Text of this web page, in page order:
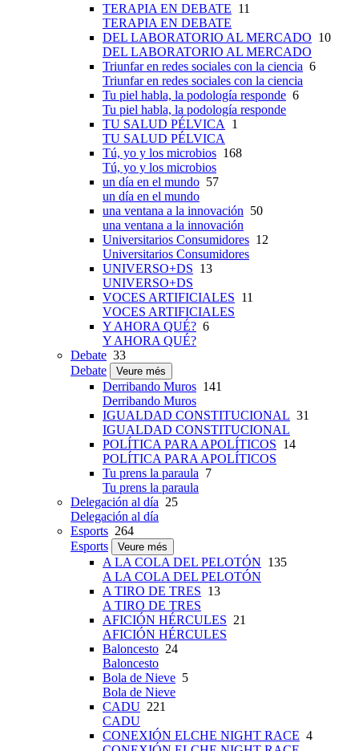
TERAPIA EN DEBATE 11
TERAPIA EN DEBATE
DEL LABORATORIO AL MERCADO 10
DEL LABORATORIO AL MERCADO
Triunfar en redes sociales con la ciencia 6
Triunfar en redes sociales con la ciencia
Tu piel habla, la podología responde 6
Tu piel habla, la podología responde
TU SALUD PÉLVICA
1
TU SALUD PÉLVICA
Tú, yo y los microbios 168
Tú, yo y los microbios
un día en el mundo 57
un día en el mundo
una ventana a la innovación 50
una ventana a la innovación
Universitarios Consumidores 12
Universitarios Consumidores
UNIVERSO+DS 13
UNIVERSO+DS
VOCES ARTIFICIALES 11
VOCES ARTIFICIALES
Y AHORA QUÉ? 6
Y AHORA QUÉ?
Debate 33
Debate
Veure més
Derribando Muros 141
Derribando Muros
IGUALDAD CONSTITUCIONAL 31
IGUALDAD CONSTITUCIONAL
POLÍTICA PARA APOLÍTICOS 14
POLÍTICA PARA APOLÍTICOS
Tu prens la paraula 7
Tu prens la paraula
Delegación al día 25
Delegación al día
Esports 264
Esports
Veure més
A LA COLA DEL PELOTÓN 135
A LA COLA DEL PELOTÓN
A TIRO DE TRES 13
A TIRO DE TRES
AFICIÓN HÉRCULES 21
AFICIÓN HÉRCULES
Baloncesto 24
Baloncesto
Bola de Nieve 5
Bola de Nieve
CADU 221
CADU
CONEXIÓN ELCHE NIGHT RACE 4